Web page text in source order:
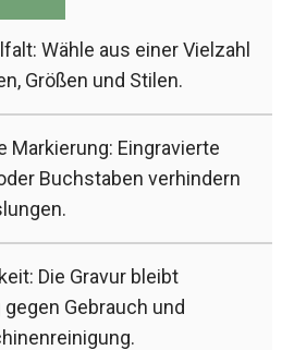
Wähle aus einer Vielzahl
Größen und Stilen.
Markierung: Eingravierte
Buchstaben verhindern
Die Gravur bleibt
Gebrauch und